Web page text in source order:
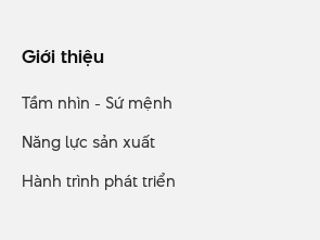
Giới thiệu
Tầm nhìn - Sứ mệnh
Năng lực sản xuất
Hành trình phát triển